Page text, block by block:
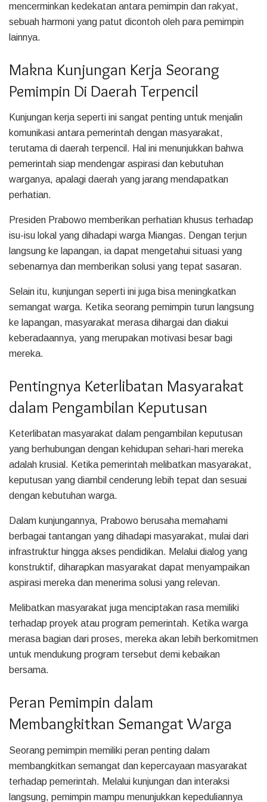
mencerminkan kedekatan antara pemimpin dan rakyat,
sebuah harmoni yang patut dicontoh oleh para pemimpin
lainnya.
Makna Kunjungan Kerja Seorang
Pemimpin Di Daerah Terpencil
Kunjungan kerja seperti ini sangat penting untuk menjalin
komunikasi antara pemerintah dengan masyarakat,
terutama di daerah terpencil. Hal ini menunjukkan bahwa
pemerintah siap mendengar aspirasi dan kebutuhan
warganya, apalagi daerah yang jarang mendapatkan
perhatian.
Presiden Prabowo memberikan perhatian khusus terhadap
isu-isu lokal yang dihadapi warga Miangas. Dengan terjun
langsung ke lapangan, ia dapat mengetahui situasi yang
sebenarnya dan memberikan solusi yang tepat sasaran.
Selain itu, kunjungan seperti ini juga bisa meningkatkan
semangat warga. Ketika seorang pemimpin turun langsung
ke lapangan, masyarakat merasa dihargai dan diakui
keberadaannya, yang merupakan motivasi besar bagi
mereka.
Pentingnya Keterlibatan Masyarakat
dalam Pengambilan Keputusan
Keterlibatan masyarakat dalam pengambilan keputusan
yang berhubungan dengan kehidupan sehari-hari mereka
adalah krusial. Ketika pemerintah melibatkan masyarakat,
keputusan yang diambil cenderung lebih tepat dan sesuai
dengan kebutuhan warga.
Dalam kunjungannya, Prabowo berusaha memahami
berbagai tantangan yang dihadapi masyarakat, mulai dari
infrastruktur hingga akses pendidikan. Melalui dialog yang
konstruktif, diharapkan masyarakat dapat menyampaikan
aspirasi mereka dan menerima solusi yang relevan.
Melibatkan masyarakat juga menciptakan rasa memiliki
terhadap proyek atau program pemerintah. Ketika warga
merasa bagian dari proses, mereka akan lebih berkomitmen
untuk mendukung program tersebut demi kebaikan
bersama.
Peran Pemimpin dalam
Membangkitkan Semangat Warga
Seorang pemimpin memiliki peran penting dalam
membangkitkan semangat dan kepercayaan masyarakat
terhadap pemerintah. Melalui kunjungan dan interaksi
langsung, pemimpin mampu menunjukkan kepeduliannya